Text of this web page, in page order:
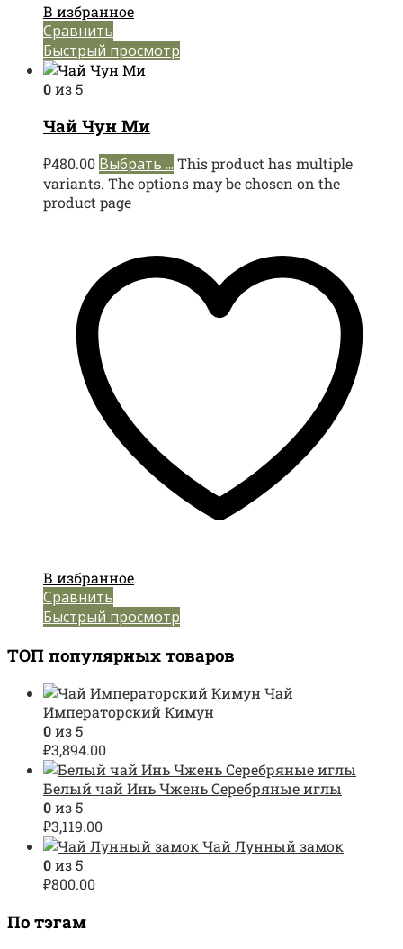
В избранное
Сравнить
Быстрый просмотр
0из 5
Чай Чун Ми
₽480.00 Выбрать ... This product has multiple
variants. The options may be chosen on the
product page
В избранное
Сравнить
Быстрый просмотр
ТОП популярных товаров
Чай
Императорский Кимун
0из 5
₽3,894.00
Белый чай Инь Чжень Серебряные иглы
0из 5
₽3,119.00
Чай Лунный замок
0из 5
₽800.00
По тэгам